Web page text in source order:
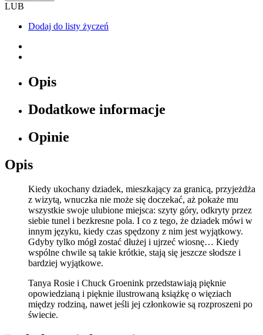
LUB
Dodaj do listy życzeń
Opis
Dodatkowe informacje
Opinie
Opis
Kiedy ukochany dziadek, mieszkający za granicą, przyjeżdża
z wizytą, wnuczka nie może się doczekać, aż pokaże mu
wszystkie swoje ulubione miejsca: szyty góry, odkryty przez
siebie tunel i bezkresne pola. I co z tego, że dziadek mówi w
innym języku, kiedy czas spędzony z nim jest wyjątkowy.
Gdyby tylko mógł zostać dłużej i ujrzeć wiosnę… Kiedy
wspólne chwile są takie krótkie, stają się jeszcze słodsze i
bardziej wyjątkowe.
Tanya Rosie i Chuck Groenink przedstawiają pięknie
opowiedzianą i pięknie ilustrowaną książkę o więziach
między rodziną, nawet jeśli jej członkowie są rozproszeni po
świecie.